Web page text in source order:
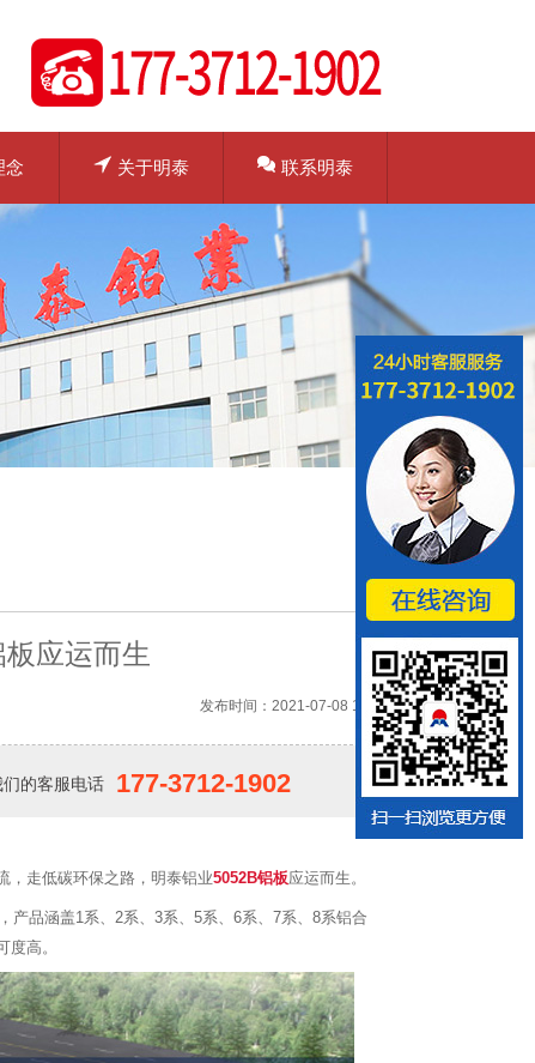
念 关于明泰 联系明泰
应运而生
发布时间：2021-07-08 10:44
们的客服电话 177-3712-1902
，走低碳环保之路，明泰铝业5052B铝板应运而生。
产品涵盖1系、2系、3系、5系、6系、7系、8系铝合
高。